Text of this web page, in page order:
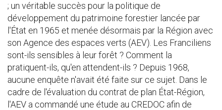
; un véritable succès pour la politique de
développement du patrimoine forestier lancée par
l'État en 1965 et menée désormais par la Région avec
son Agence des espaces verts (AEV). Les Franciliens
sont-ils sensibles à leur forêt ? Comment la
pratiquent-ils, qu'en attendent-ils ? Depuis 1968,
aucune enquête n'avait été faite sur ce sujet. Dans le
cadre de l'évaluation du contrat de plan État-Région,
l'AEV a commandé une étude au CREDOC afin de